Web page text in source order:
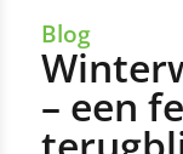
Blog
– een